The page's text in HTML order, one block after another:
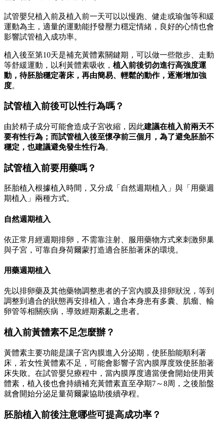
試管嬰兒植入前及植入前一天可以以慢跑、健走或瑜伽等和緩
運動為主，適量的運動能抒發壓力穩定情緒，良好的心情也會
影響試管植入成功率。
植入後至第10天是補充黃體素關鍵期，可以做一些散步、走動
等舒緩運動，以利黃體素吸收， 植入前後切勿進行高強度運
動，待胚胎穩定著床，再由簡易、輕鬆的動作，逐漸增加強
度。
試管植入前後可以性行為嗎？
由於精子成分可能會造成子宮收縮，因此建議在植入前兩天不
要有性行為；而試管植入後至懷孕前三個月，為了避免胚胎不
穩定，也建議避免發生性行為。
試管植入前要用藥嗎？
胚胎植入根據植入時間，又分成「自然週期植入」與「用藥週
期植入」兩種方式。
自然週期植入
依正常月經週期排卵，不需靠注射、服用藥物方式來刺激卵巢
與子宮，可靠自身荷爾蒙打造適合胚胎著床的環境。
用藥週期植入
先以排卵藥及其他藥物調整患者的子宮內膜及排卵狀況，等到
調整到適合的狀態再安排植入，適合本身患有多囊、肌瘤、輸
卵管等相關疾病，導致經期紊亂之患者。
植入前黃體素不足怎麼辦？
黃體素主要功能是讓子宮內膜進入分泌期，使胚胎能順利著
床，若女性黃體素不足，可能會影響子宮內膜厚度致使胚胎著
床失敗。在試管嬰兒療程中，當內膜厚度適當便會開始使用黃
體素，植入後也會持續補充黃體素直至孕期7～8周，之後胎盤
就會開始分泌足量荷爾蒙協助後續孕程。
胚胎植入前後注意哪些可提高成功率？